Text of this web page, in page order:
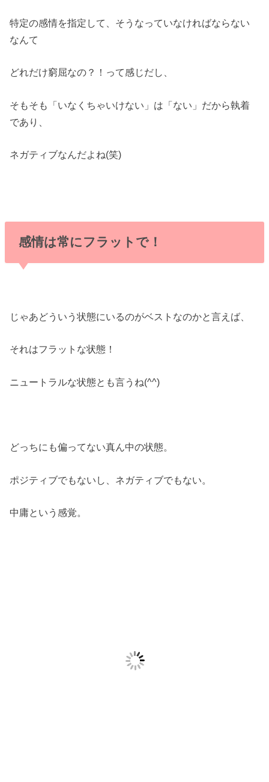
特定の感情を指定して、そうなっていなければならない
なんて
どれだけ窮屈なの？！って感じだし、
そもそも「いなくちゃいけない」は「ない」だから執着
であり、
ネガティブなんだよね(笑)
感情は常にフラットで！
じゃあどういう状態にいるのがベストなのかと言えば、
それはフラットな状態！
ニュートラルな状態とも言うね(^^)
どっちにも偏ってない真ん中の状態。
ポジティブでもないし、ネガティブでもない。
中庸という感覚。